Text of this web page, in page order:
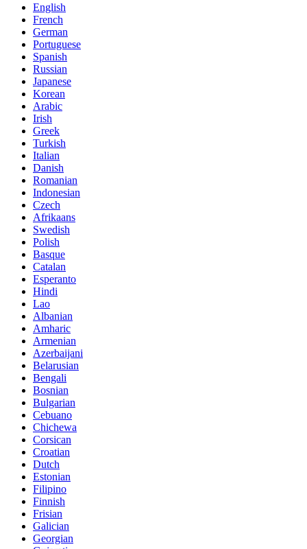
English
French
German
Portuguese
Spanish
Russian
Japanese
Korean
Arabic
Irish
Greek
Turkish
Italian
Danish
Romanian
Indonesian
Czech
Afrikaans
Swedish
Polish
Basque
Catalan
Esperanto
Hindi
Lao
Albanian
Amharic
Armenian
Azerbaijani
Belarusian
Bengali
Bosnian
Bulgarian
Cebuano
Chichewa
Corsican
Croatian
Dutch
Estonian
Filipino
Finnish
Frisian
Galician
Georgian